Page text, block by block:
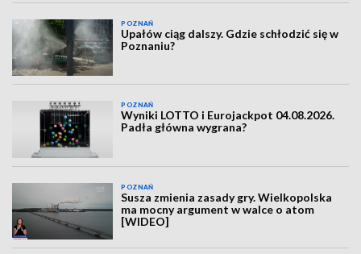
POZNAŃ
Upałów ciąg dalszy. Gdzie schłodzić się w
Poznaniu?
POZNAŃ
Wyniki LOTTO i Eurojackpot 04.08.2026.
Padła główna wygrana?
POZNAŃ
Susza zmienia zasady gry. Wielkopolska
ma mocny argument w walce o atom
[WIDEO]